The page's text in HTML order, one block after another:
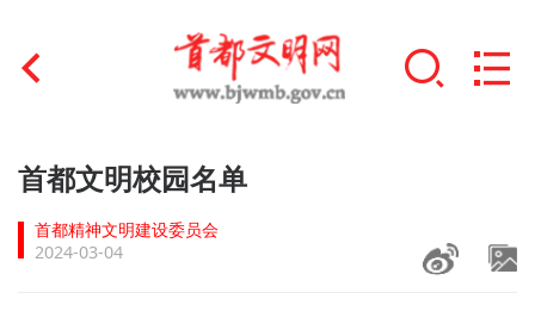
首页
文明创建
首都文明校园名单
首都精神文明建设委员会
2024-03-04